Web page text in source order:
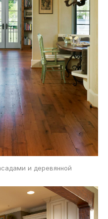
и деревянной